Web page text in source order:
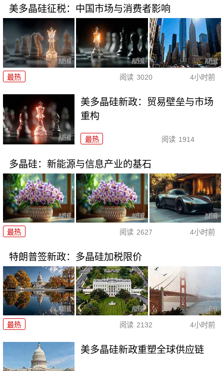
美多晶硅征税：中国市场与消费者影响
最热 阅读 3020 4小时前
美多晶硅新政：贸易壁垒与市场
重构
最热 阅读 1914
多晶硅：新能源与信息产业的基石
最热 阅读 2627 4小时前
特朗普签新政：多晶硅加税限价
最热 阅读 2132 4小时前
美多晶硅新政重塑全球供应链